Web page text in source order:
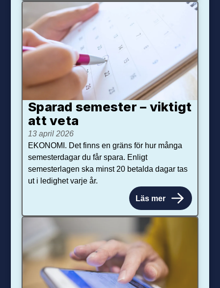
Sparad semester – viktigt
att veta
13 april 2026
EKONOMI. Det finns en gräns för hur många
semesterdagar du får spara. Enligt
semesterlagen ska minst 20 betalda dagar tas
ut i ledighet varje år.
Läs mer